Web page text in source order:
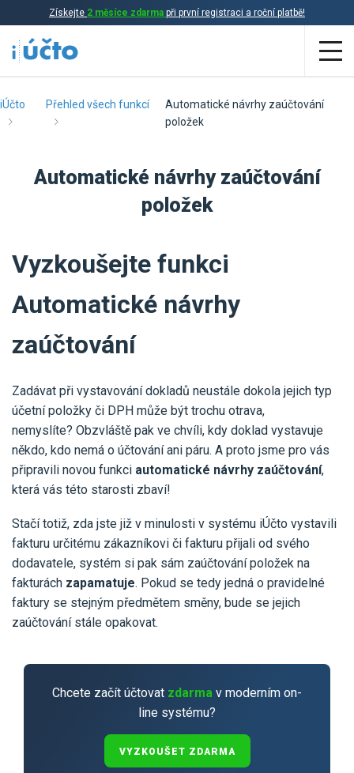
Získejte 2 měsíce zdarma při první registraci a roční platbě!
Aplikace
Daňová evidence
Fakturace
Online účetnictví
Online daňová evidence
Online fakturace
Účetní a manažerské reporty
Ceník a sklady
One Stop Shop (OSS)
Všechny funkce
Ceník
Pro uživatele iÚčto
Poptávka účetních služeb
Ceník účetních služeb
Pro firmy
Pro živnostníky
Pro spolky
iÚčto Přehled všech funkcí
Automatické návrhy zaúčtování
položek
Automatické návrhy zaúčtování
položek
Vyzkoušejte funkci
Automatické návrhy
zaúčtování
Zadávat při vystavování dokladů neustále dokola jejich typ
účetní položky či DPH může být trochu otrava,
nemyslíte? Obzvláště pak ve chvíli, kdy doklad vystavuje
někdo, kdo nemá o účtování ani páru. A proto jsme pro vás
připravili novou funkci automatické návrhy zaúčtování,
která vás této starosti zbaví!
Stačí totiž, zda jste již v minulosti v systému iÚčto vystavili
fakturu určitému zákazníkovi či fakturu přijali od svého
dodavatele, systém si pak sám zaúčtování položek na
fakturách zapamatuje. Pokud se tedy jedná o pravidelné
faktury se stejným předmětem směny, bude se jejich
zaúčtování stále opakovat.
Chcete začít účtovat zdarma v moderním on-
line systému?
VYZKOUŠET ZDARMA